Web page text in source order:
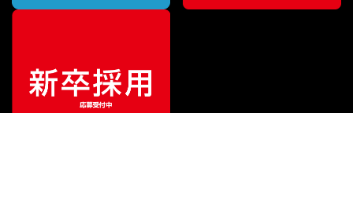
販売価格¥3,850（税込）